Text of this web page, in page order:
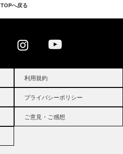
TOPへ戻る
利用規約
プライバシーポリシー
ご意見・ご感想